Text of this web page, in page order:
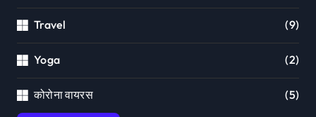
Travel (9)
Yoga (2)
कोरोना वायरस (5)